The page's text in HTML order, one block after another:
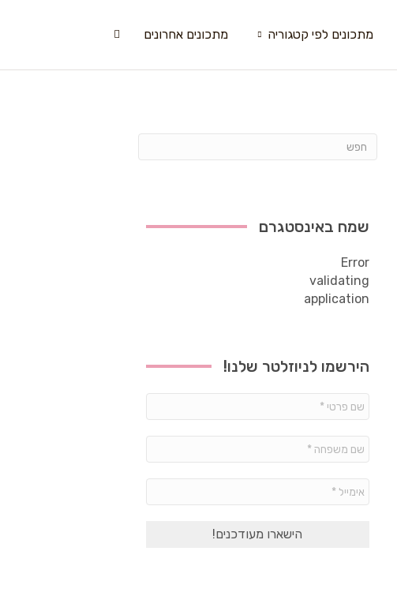
מתכונים לפי קטגוריה מתכונים אחרונים
שמח באינסטגרם
Error
validating
application
הירשמו לניוזלטר שלנו!
פרטי
משפחה
*